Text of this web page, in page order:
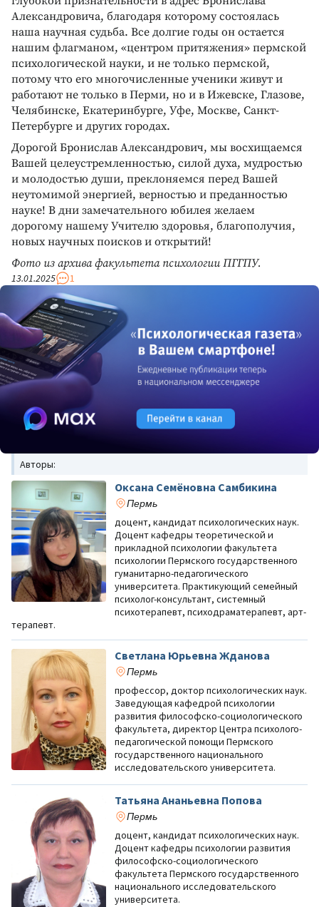
Александровича, благодаря которому состоялась
наша научная судьба. Все долгие годы он остается
нашим флагманом, «центром притяжения» пермской
психологической науки, и не только пермской,
потому что его многочисленные ученики живут и
работают не только в Перми, но и в Ижевске, Глазове,
Челябинске, Екатеринбурге, Уфе, Москве, Санкт-
Петербурге и других городах.
Дорогой Бронислав Александрович, мы восхищаемся
Вашей целеустремленностью, силой духа, мудростью
и молодостью души, преклоняемся перед Вашей
неутомимой энергией, верностью и преданностью
науке! В дни замечательного юбилея желаем
дорогому нашему Учителю здоровья, благополучия,
новых научных поисков и открытий!
Фото из архива факультета психологии ПГГПУ.
13.01.2025 1
Авторы:
Оксана Семёновна Самбикина
Пермь
доцент, кандидат психологических наук.
Доцент кафедры теоретической и
прикладной психологии факультета
психологии Пермского государственного
гуманитарно-педагогического
университета. Практикующий семейный
психолог-консультант, системный
психотерапевт, психодраматерапевт, арт-
терапевт.
Светлана Юрьевна Жданова
Пермь
профессор, доктор психологических наук.
Заведующая кафедрой психологии
развития философско-социологического
факультета, директор Центра психолого-
педагогической помощи Пермского
государственного национального
исследовательского университета.
Татьяна Ананьевна Попова
Пермь
доцент, кандидат психологических наук.
Доцент кафедры психологии развития
философско-социологического
факультета Пермского государственного
национального исследовательского
университета.